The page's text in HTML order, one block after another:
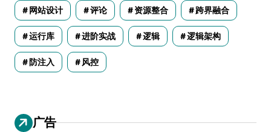
网站设计 评论 资源整合 跨界融合
运行库 进阶实战 逻辑 逻辑架构
防注入 风控
广告